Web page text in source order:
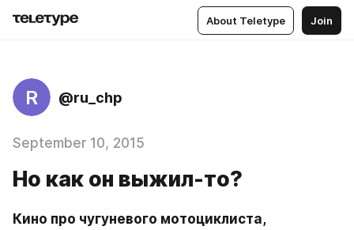
About Teletype Join
R @ru_chp
September 10, 2015
Но как он выжил-то?
Кино про чугуневого мотоциклиста,